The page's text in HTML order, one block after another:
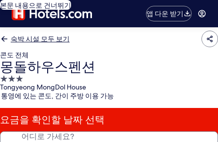
본문 내용으로 건너뛰기
앱 다운 받기
숙박 시설 모두 보기
콘도 전체
몽돌하우스펜션
3.0
성
급
숙
박
시
Tongyeong MongDol House
통영에 있는 콘도, 간이 주방 이용 가능
요금을 확인할 날짜 선택
어디로 가세요?